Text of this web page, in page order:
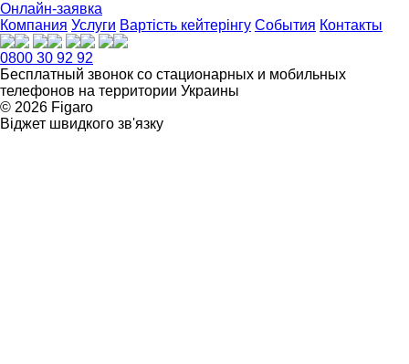
Онлайн-заявка
Компания Услуги Вартість кейтерінгу События Контакты
0800 30 92 92
Бесплатный звонок со стационарных и мобильных
телефонов на территории Украины
© 2026 Figarо
Віджет швидкого зв'язку